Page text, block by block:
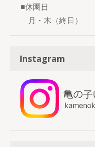
■休園日
月・木（終日）
Instagram